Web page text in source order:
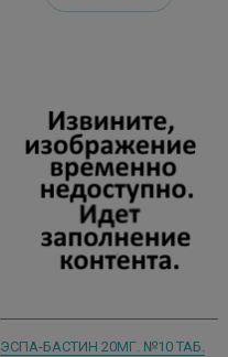
ЭСПА-БАСТИН 20МГ. №10 ТАБ.